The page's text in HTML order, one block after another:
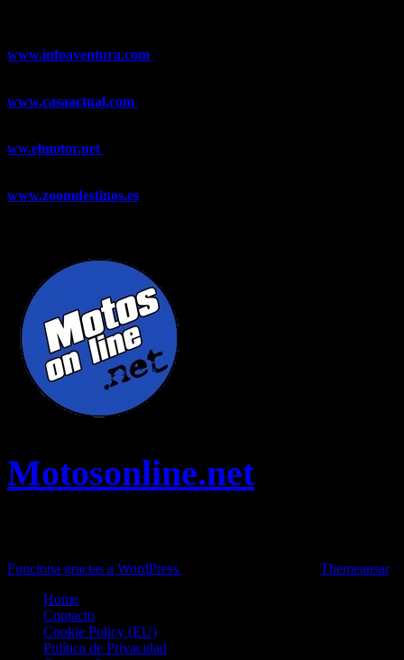
www.infoaventura.com
www.casaactual.com
ww.elmotor.net
www.zoomdestinos.es
Motosonline.net
Funciona gracias a WordPress
Themeansar.
Home
Contacto
Cookie Policy (EU)
Política de Privacidad